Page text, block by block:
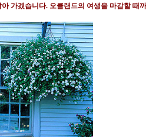
가겠습니다. 오클랜드의 여생을 마감할 때